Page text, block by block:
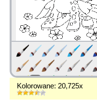
Kolorowane: 20,725x